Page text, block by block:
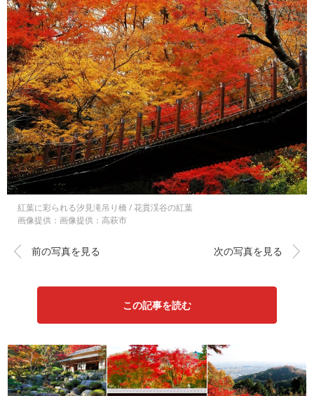
紅葉に彩られる汐見滝吊り橋 / 花貫渓谷の紅葉
画像提供：画像提供：高萩市
前の写真を見る 次の写真を見る
この記事を読む